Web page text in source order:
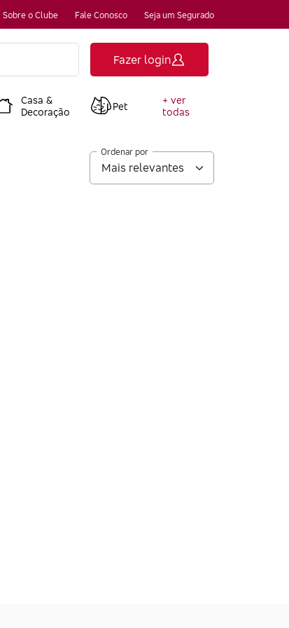
Sobre o Clube Fale Conosco Seja um Segurado
Fazer login
Casa &
Decoração
Pet
+ ver
todas
Ordenar por